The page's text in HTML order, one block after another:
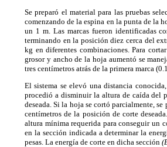
Se preparó el material para las pruebas
comenzando de la espina en la punta de la
un 1 m. Las marcas fueron identificadas
terminando en la posición diez cerca del
kg en diferentes combinaciones. Para
grosor y ancho de la hoja aumentó se
tres centímetros atrás de la primera marca
El sistema se elevó una distancia
procedió a disminuir la altura de caída del
deseada. Si la hoja se cortó parcialmente,
centímetros de la posición de corte
altura mínima requerida para conseguir un
en la sección indicada a determinar la
pesas. La energía de corte en dicha sección